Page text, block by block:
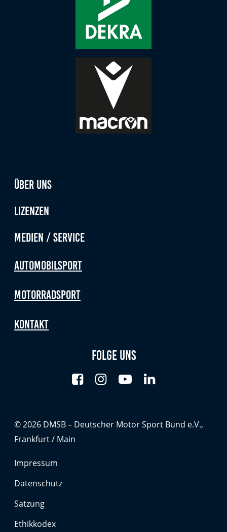
Über uns
Lizenzen
Medien / Service
Automobilsport
Motorradsport
Kontakt
Folge uns
© 2026 DMSB – Deutscher Motor Sport Bund e.V.,
Frankfurt / Main
Impressum
Datenschutz
Satzung
Ethikkodex